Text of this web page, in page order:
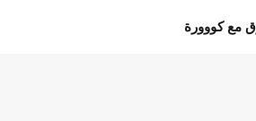
مع كووورة